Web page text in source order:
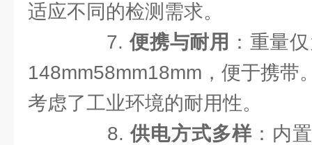
适应不同的检测需求。
7.便携与耐用 ：重量
148mm58mm18mm，便于携带
考虑了工业环境的耐用性。
8.供电方式多样：内